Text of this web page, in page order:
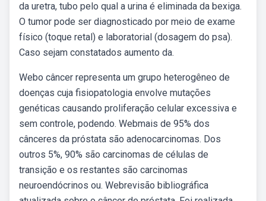
da uretra, tubo pelo qual a urina é eliminada da bexiga.
O tumor pode ser diagnosticado por meio de exame
físico (toque retal) e laboratorial (dosagem do psa).
Caso sejam constatados aumento da.
Webo câncer representa um grupo heterogêneo de
doenças cuja fisiopatologia envolve mutações
genéticas causando proliferação celular excessiva e
sem controle, podendo. Webmais de 95% dos
cânceres da próstata são adenocarcinomas. Dos
outros 5%, 90% são carcinomas de células de
transição e os restantes são carcinomas
neuroendócrinos ou. Webrevisão bibliográfica